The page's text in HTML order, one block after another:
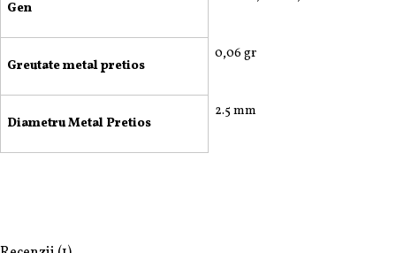
Gen
Greutate metal pretios
0,06 gr
Diametru Metal Pretios
2.5 mm